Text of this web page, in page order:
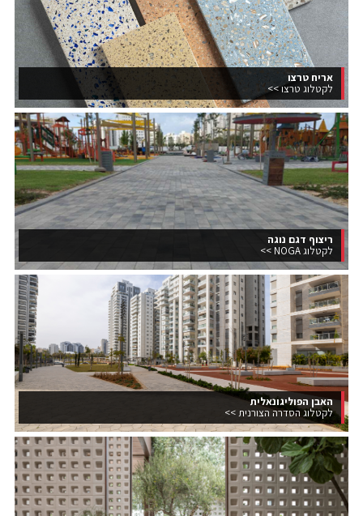
אריח טרצו
לקטלוג טרצו >>
ריצוף דגם נוגה
לקטלוג NOGA >>
האבן הפוליגונאלית
לקטלוג הסדרה הצורנית >>